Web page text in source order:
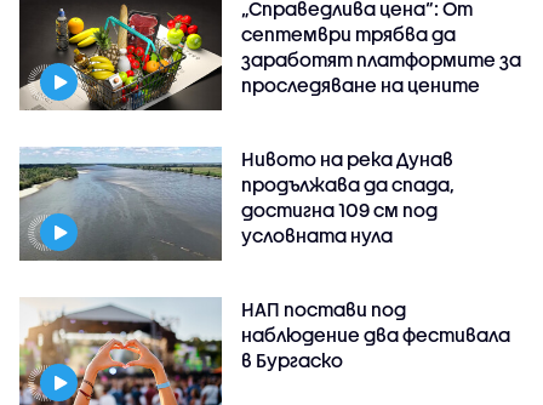
„Справедлива цена“: От
септември трябва да
заработят платформите за
проследяване на цените
Нивото на река Дунав
продължава да спада,
достигна 109 см под
условната нула
НАП постави под
наблюдение два фестивала
в Бургаско